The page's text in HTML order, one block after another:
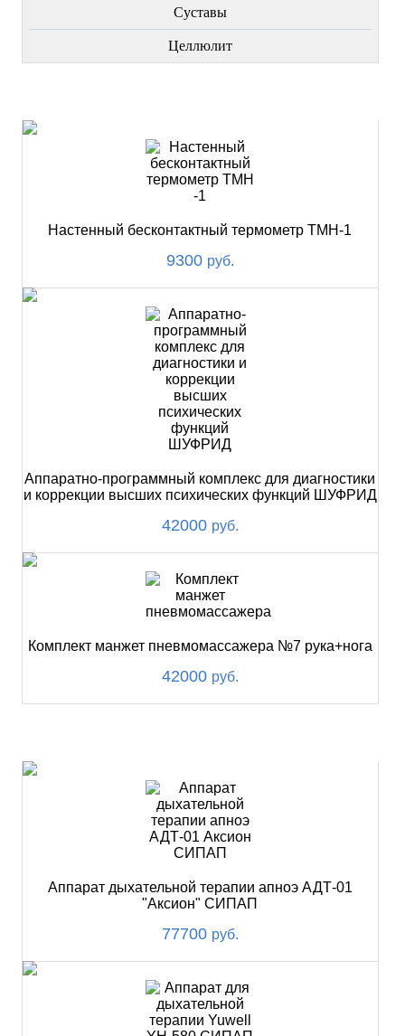
Суставы
Целлюлит
Настенный бесконтактный термометр ТМН-1
9300 руб.
Аппаратно-программный комплекс для диагностики
и коррекции высших психических функций ШУФРИД
42000 руб.
Комплект манжет пневмомассажера №7 рука+нога
42000 руб.
Аппарат дыхательной терапии апноэ АДТ-01
"Аксион" СИПАП
77700 руб.